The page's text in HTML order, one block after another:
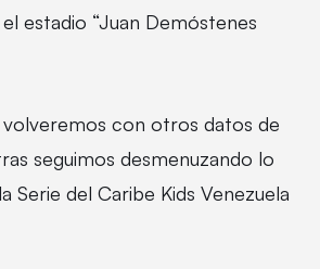
estadio “Juan Demóstenes
volveremos con otros datos de
seguimos desmenuzando lo
Serie del Caribe Kids Venezuela